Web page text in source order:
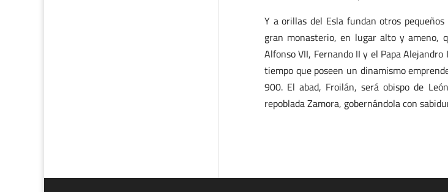
Y a orillas del Esla fundan otros
gran monasterio, en lugar alto y ameno,
Alfonso VII, Fernando II y el Papa
tiempo que poseen un dinamismo
900. El abad, Froilán, será obispo de
repoblada Zamora, gobernándola con